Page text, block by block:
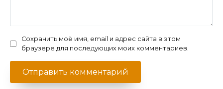
Сохранить моё имя, email и адрес сайта в этом
браузере для последующих моих комментариев.